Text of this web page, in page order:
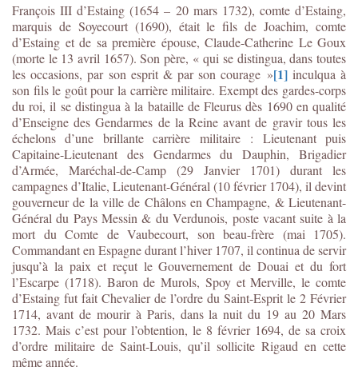
François III d’Estaing (1654 – 20 mars 1732), comte d’Estaing,
marquis de Soyecourt (1690), était le fils de Joachim, comte
d’Estaing et de sa première épouse, Claude-Catherine Le Goux
(morte le 13 avril 1657). Son père, « qui se distingua, dans toutes
les occasions, par son esprit & par son courage »[1]inculqua à
son fils le goût pour la carrière militaire. Exempt des gardes-corps
du roi, il se distingua à la bataille de Fleurus dès 1690 en qualité
d’Enseigne des Gendarmes de la Reine avant de gravir tous les
échelons d’une brillante carrière militaire : Lieutenant puis
Capitaine-Lieutenant des Gendarmes du Dauphin, Brigadier
d’Armée, Maréchal-de-Camp (29 Janvier 1701) durant les
campagnes d’Italie, Lieutenant-Général (10 février 1704), il devint
gouverneur de la ville de Châlons en Champagne, & Lieutenant-
Général du Pays Messin & du Verdunois, poste vacant suite à la
mort du Comte de Vaubecourt, son beau-frère (mai 1705).
Commandant en Espagne durant l’hiver 1707, il continua de servir
jusqu’à la paix et reçut le Gouvernement de Douai et du fort
l’Escarpe (1718). Baron de Murols, Spoy et Merville, le comte
d’Estaing fut fait Chevalier de l’ordre du Saint-Esprit le 2 Février
1714, avant de mourir à Paris, dans la nuit du 19 au 20 Mars
1732. Mais c’est pour l’obtention, le 8 février 1694, de sa croix
d’ordre militaire de Saint-Louis, qu’il sollicite Rigaud en cette
même année.